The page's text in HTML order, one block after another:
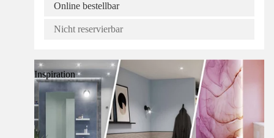
Online bestellbar
Nicht reservierbar
Inspiration